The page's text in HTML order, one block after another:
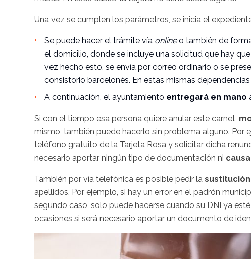
Una vez se cumplen los parámetros, se inicia el
Se puede hacer el trámite vía online o también de
el domicilio, donde se incluye una solicitud que hay
vez hecho esto, se envía por correo ordinario o se
consistorio barcelonés. En estas mismas
A continuación, el ayuntamiento entregará en mano
Si con el tiempo esa persona quiere anular este carnet,
mismo, también puede hacerlo sin problema alguno. Por
teléfono gratuito de la Tarjeta Rosa y solicitar dicha
necesario aportar ningún tipo de documentación ni
También por vía telefónica es posible pedir la
apellidos. Por ejemplo, si hay un error en el padrón
segundo caso, solo puede hacerse cuando su DNI ya
ocasiones si será necesario aportar un documento de